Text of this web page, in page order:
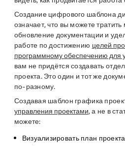
Создание цифрового шаблона
означает, что вы можете
обновление документации и
работе по достижению целей
программному обеспечению для
вам не придётся создавать
проекта. Это один и тот же
по-разному.
Создавая шаблон графика
управления проектами, а не в
можете:
Визуализировать план